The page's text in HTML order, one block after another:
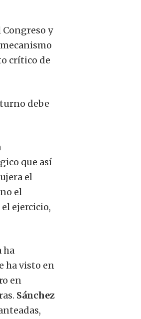
y
crítico de
debe
que así
el
el
ejercicio,
ha
ha visto en
en
Sánchez